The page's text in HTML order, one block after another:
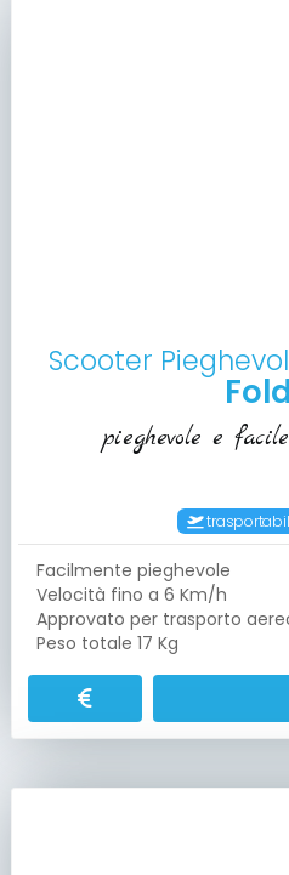
Scooter
pieghevole e
Facilmente pieghevole
Velocità fino a 6 Km/h
Approvato per trasporto
Peso totale 17 Kg